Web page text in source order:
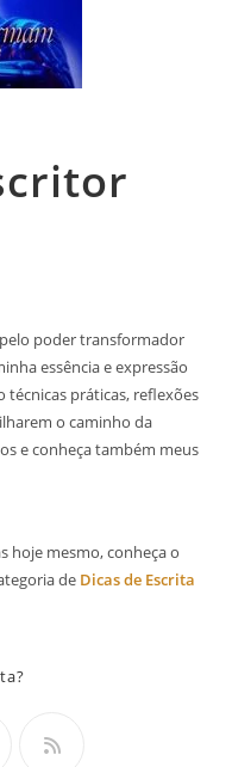
poder transformador
essência e expressão
práticas, reflexões
o caminho da
e conheça também meus
hoje mesmo, conheça o
de Dicas de Escrita